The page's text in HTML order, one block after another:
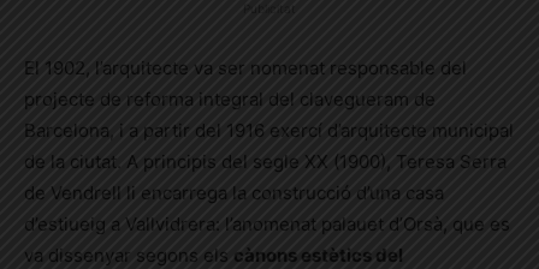
Publicitat
El 1902, l’arquitecte va ser nomenat responsable del
projecte de reforma integral del clavegueram de
Barcelona, i a partir del 1916 exercí d’arquitecte municipal
de la ciutat. A principis del segle XX (1900), Teresa Serra
de Vendrell li encarrega la construcció d’una casa
d’estiueig a Vallvidrera: l’anomenat palauet d’Orsà, que es
va dissenyar segons els cànons estètics del